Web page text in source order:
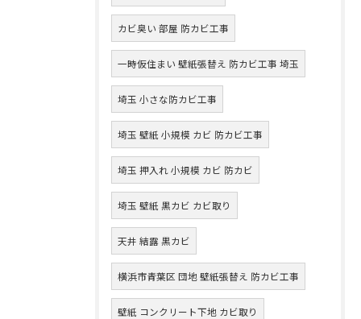
カビ臭い 部屋 防カビ工事
一時仮住まい 壁紙張替え 防カビ工事 埼玉
埼玉 小さな防カビ工事
埼玉 壁紙 小規模 カビ 防カビ工事
埼玉 押入れ 小規模 カビ 防カビ
埼玉 壁紙 黒カビ カビ取り
天井 結露 黒カビ
横浜市青葉区 団地 壁紙張替え 防カビ工事
壁紙 コンクリート下地 カビ取り